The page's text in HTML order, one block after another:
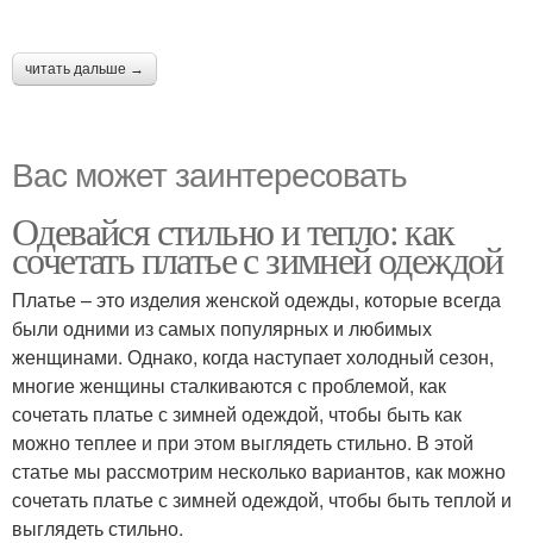
читать дальше →
Вас может заинтересовать
Одевайся стильно и тепло: как
сочетать платье с зимней одеждой
Платье – это изделия женской одежды, которые всегда
были одними из самых популярных и любимых
женщинами. Однако, когда наступает холодный сезон,
многие женщины сталкиваются с проблемой, как
сочетать платье с зимней одеждой, чтобы быть как
можно теплее и при этом выглядеть стильно. В этой
статье мы рассмотрим несколько вариантов, как можно
сочетать платье с зимней одеждой, чтобы быть теплой и
выглядеть стильно.